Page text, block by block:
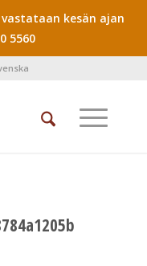
kesän ajan
5560